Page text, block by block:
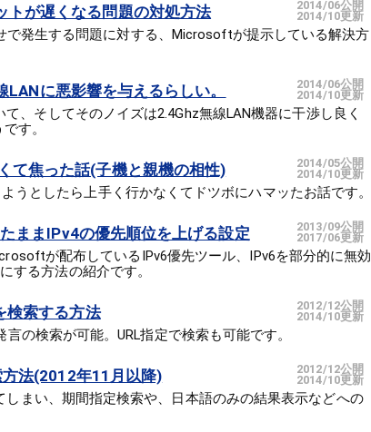
2014/06公開
2014/10更新
が遅くなる問題の対処方法
発生する問題に対する、Microsoftが提示している解決方
2014/06公開
2014/10更新
に悪影響を与えるらしい。
、そしてそのノイズは2.4Ghz無線LAN機器に干渉し良く
す。
2014/05公開
2014/10更新
て焦った話(子機と親機の相性)
うとしたら上手く行かなくてドツボにハマッたお話です。
2013/09公開
2017/06更新
ままIPv4の優先順位を上げる設定
が配布しているIPv6優先ツール、IPv6を部分的に無効
する方法の紹介です。
2012/12公開
2014/10更新
検索する方法
の検索が可能。URL指定で検索も可能です。
2012/12公開
2014/10更新
法(2012年11月以降)
まい、期間指定検索や、日本語のみの結果表示などへの